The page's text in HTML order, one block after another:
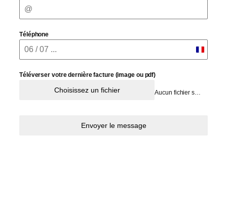
Téléphone
France
Téléverser votre dernière facture (image ou pdf)
Choisissez un fichier Aucun fichier sélectionné
Envoyer le message